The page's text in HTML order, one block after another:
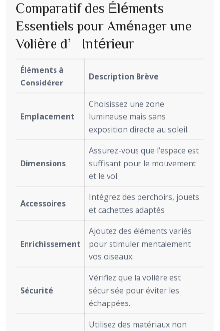
Comparatif des Éléments
Essentiels pour Aménager une
Volière d’Intérieur
Éléments à
Considérer
Description Brève
Emplacement
Choisissez une zone
lumineuse mais sans
exposition directe au soleil.
Dimensions
Assurez-vous que l’espace est
suffisant pour le mouvement
et le vol.
Accessoires
Intégrez des perchoirs, jouets
et cachettes adaptés.
Enrichissement
Ajoutez des éléments variés
pour stimuler mentalement
vos oiseaux.
Sécurité
Vérifiez que la volière est
sécurisée pour éviter les
échappées.
Utilisez des matériaux non